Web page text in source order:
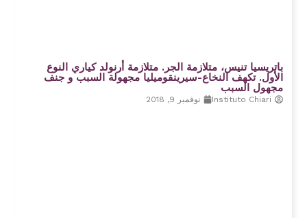
باتريسيا تنيس، متلازمة الجر. متلازمة أرنولد كياري النوع
الأول. تكهف النخاع-سيرينقوميليا مجهولة السبب و جنف
مجهول السبب
Instituto Chiari نوفمبر 9, 2018